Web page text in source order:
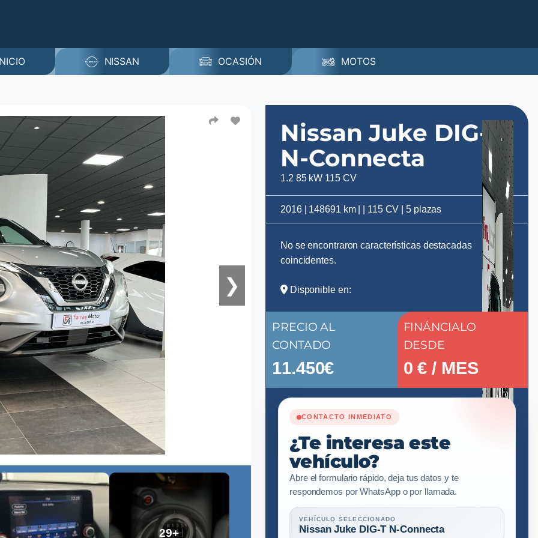
NISSAN OCASIÓN MOTOS
❯
29+
Nissan Juke DIG-T
N-Connecta
1.2 85 kW 115 CV
2016 | 148691 km | | 115 CV | 5 plazas
No se encontraron características destacadas
coincidentes.
Disponible en:
PRECIO AL
CONTADO
11.450€
FINÁNCIALO
DESDE
0 € / MES
CONTACTO INMEDIATO
¿Te interesa este
vehículo?
Abre el formulario rápido, deja tus datos y te
respondemos por WhatsApp o por llamada.
VEHÍCULO SELECCIONADO
Nissan Juke DIG-T N-Connecta